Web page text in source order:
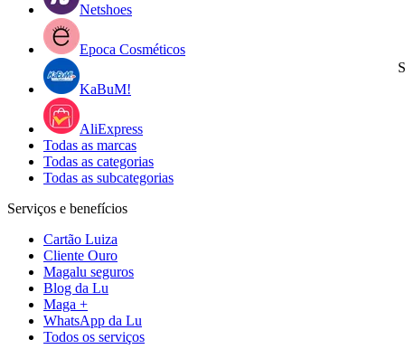
Netshoes
Epoca Cosméticos
KaBuM!
AliExpress
Todas as marcas
Todas as categorias
Todas as subcategorias
Serviços e benefícios
Cartão Luiza
Cliente Ouro
Magalu seguros
Blog da Lu
Maga +
WhatsApp da Lu
Todos os serviços